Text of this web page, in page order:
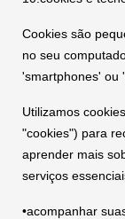
Cookies são
no seu
'smartphones' ou
Utilizamos
"cookies") para
aprender mais
serviços
•acompanhar